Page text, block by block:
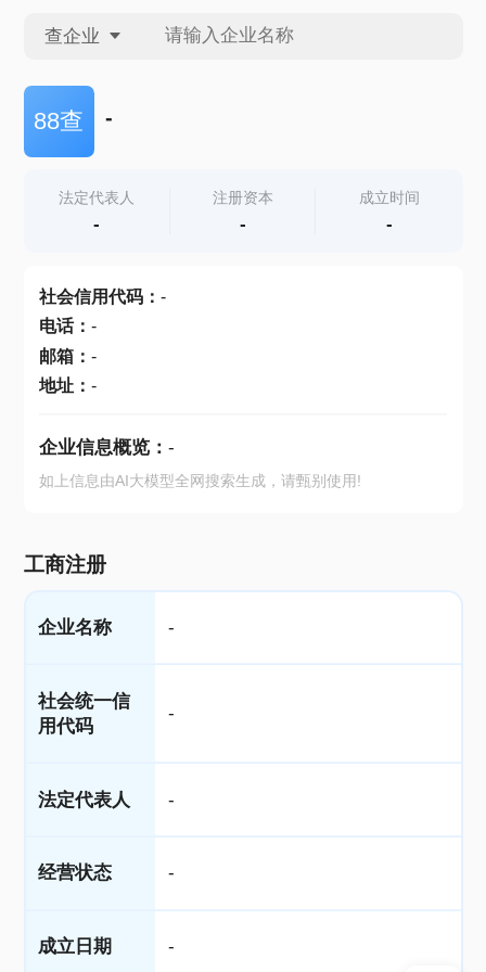
查企业
查企业
查产地
88查 -
法定代表人
-
注册资本
-
成立时间
-
社会信用代码： -
电话： -
邮箱： -
地址： -
企业信息概览： -
如上信息由AI大模型全网搜索生成，请甄别使用!
工商注册
企业名称 -
社会统一信
用代码
-
法定代表人 -
经营状态 -
成立日期 -